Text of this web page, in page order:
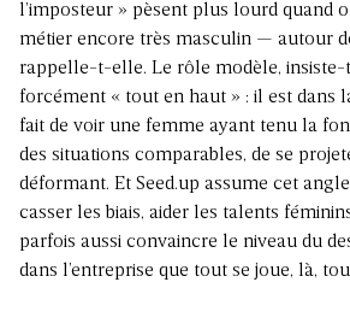
l’imposteur » pèsent plus lourd quand
métier encore très masculin — autour
rappelle-t-elle. Le rôle modèle, insiste-
forcément « tout en haut » : il est dans
fait de voir une femme ayant tenu la
des situations comparables, de se
déformant. Et Seed.up assume cet
casser les biais, aider les talents
parfois aussi convaincre le niveau du
dans l’entreprise que tout se joue, là,